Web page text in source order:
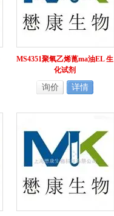
MS4351聚氧乙烯蓖ma油EL 生
化试剂
询价 详情